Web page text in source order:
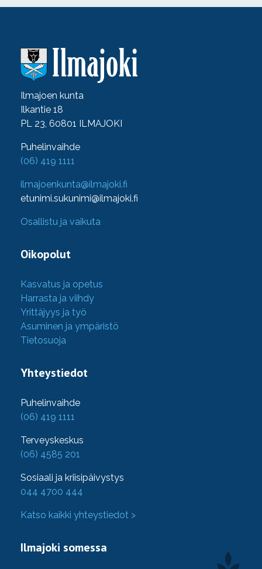
Ilmajoen kunta
Ilkantie 18
PL 23, 60801 ILMAJOKI
Puhelinvaihde
(06) 419 1111
ilmajoenkunta@ilmajoki.fi
etunimi.sukunimi@ilmajoki.fi
Osallistu ja vaikuta
Oikopolut
Kasvatus ja opetus
Harrasta ja viihdy
Yrittäjyys ja työ
Asuminen ja ympäristö
Tietosuoja
Yhteystiedot
Puhelinvaihde
(06) 419 1111
Terveyskeskus
(06) 4585 201
Sosiaali ja kriisipäivystys
044 4700 444
Katso kaikki yhteystiedot >
Ilmajoki somessa